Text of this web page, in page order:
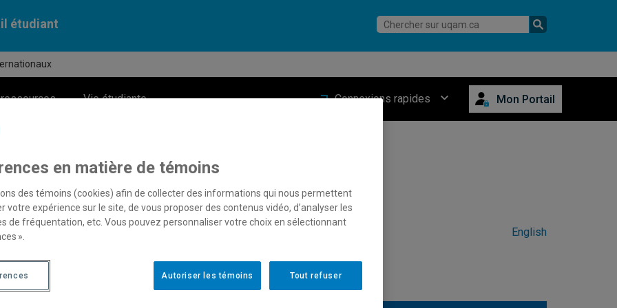
étudiant
Vie étudiante Connexions rapides Mon Portail
English
en matière de témoins
des témoins (cookies) afin de collecter des informations qui nous permettent
votre expérience sur le site, de vous proposer des contenus vidéo, d’analyser les
de fréquentation, etc. Vous pouvez personnaliser votre choix en sélectionnant
».
Tout refuser
Autoriser les témoins